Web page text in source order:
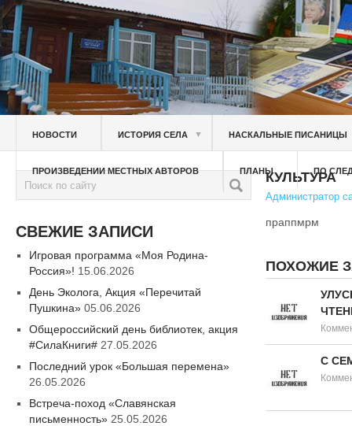
НОВОСТИ ИСТОРИЯ СЕЛА ▼ НАСКАЛЬНЫЕ ПИСАНИЦЫ
ПРОИЗВЕДЕНИИ МЕСТНЫХ АВТОРОВ ПЛАНЫ ПО
КУЛЬТУРА
Администратор
праппмрм
ПОХОЖИЕ
С
СВЕЖИЕ ЗАПИСИ
Игровая программа «Моя Родина-
Россия»! 15.06.2026
День Эколога, Акция «Перечитай
Пушкина» 05.06.2026
Общероссийский день библиотек, акция
#СилаКниги# 27.05.2026
Последний урок «Большая перемена»
26.05.2026
Встреча-поход «Славянская
письменность» 25.05.2026